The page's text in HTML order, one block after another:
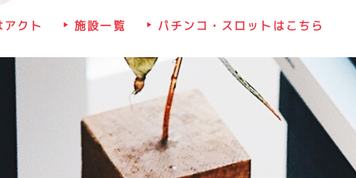
アクト 施設一覧 パチンコ・スロットはこちら